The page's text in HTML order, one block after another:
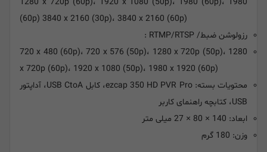
1280 x 720p (60p)، 1920 x 1080 (50p)، 1980 (60p)، 1980
(60p) 3840 x 2160 (30p)، 3840 x 2160 (60p)
رزولوشن ضبط/ RTMP/RTSP :
720 x 480 (60p)، 720 x 576 (50p)، 1280 x 720p (50p)، 1280
x 720p (60p)، 1920 x 1080 (50p)، 1980 x 1920 (60p)
محتویات بسته: ezcap 350 HD PVR Pro، کابل USB CtoA، آداپتور
USB، کتابچه راهنمای کاربر
ابعاد: 140 × 80 × 27 میلی متر
وزن: 180 گرم